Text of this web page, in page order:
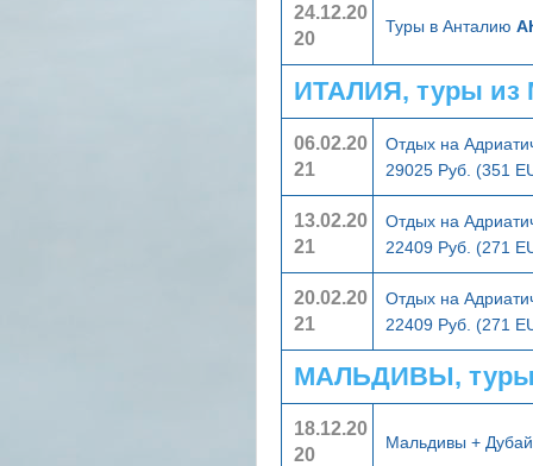
24.12.20
20
Туры в Анталию
ИТАЛИЯ, туры из
06.02.20
21
Отдых на
29025 Руб. (351
13.02.20
21
Отдых на
22409 Руб. (271
20.02.20
21
Отдых на
22409 Руб. (271
МАЛЬДИВЫ, туры
18.12.20
20
Мальдивы +